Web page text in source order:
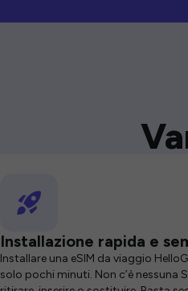
Installazione rapida e
Installare una eSIM da viaggio
solo pochi minuti. Non c’è nessuna